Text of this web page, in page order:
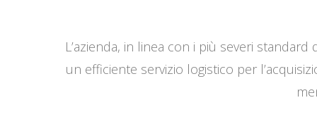
L’azienda, in linea con i più severi
un efficiente servizio logistico per